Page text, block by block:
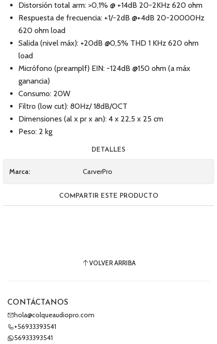
Distorsión total arm: >0,1% @ +14dB 20-2KHz 620 ohm
Respuesta de frecuencia: +1/-2dB @+4dB 20-20000Hz
620 ohm load
Salida (nivel máx): +20dB @0,5% THD 1 KHz 620 ohm
load
Micrófono (preamplf) EIN: -124dB @150 ohm (a máx
ganancia)
Consumo: 20W
Filtro (low cut): 80Hz/ 18dB/OCT
Dimensiones (al x pr x an): 4 x 22,5 x 25 cm
Peso: 2 kg
DETALLES
Marca: CarverPro
COMPARTIR ESTE PRODUCTO
VOLVER ARRIBA
CONTÁCTANOS
hola@colqueaudiopro.com
+56933393541
56933393541